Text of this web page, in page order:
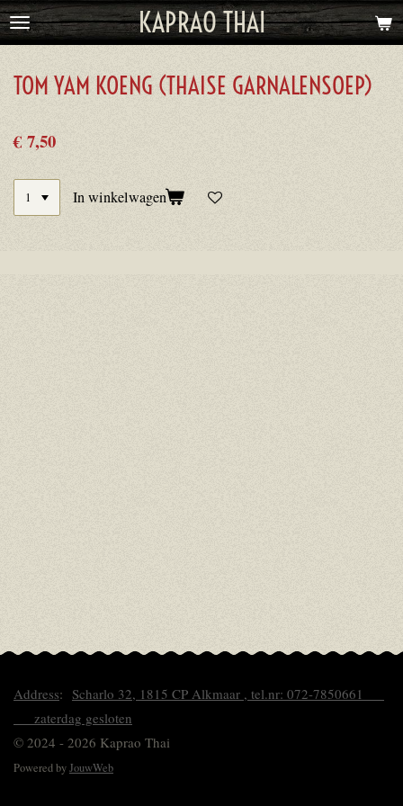
Ga
direct
de
KAPRAO THAI
TOM YAM KOENG (THAISE GARNALENSOEP)
€ 7,50
In winkelwagen
Address: Scharlo 32, 1815 CP Alkmaar , tel.nr: 072-7850661
zaterdag gesloten
© 2024 - 2026 Kaprao Thai
Powered byJouwWeb